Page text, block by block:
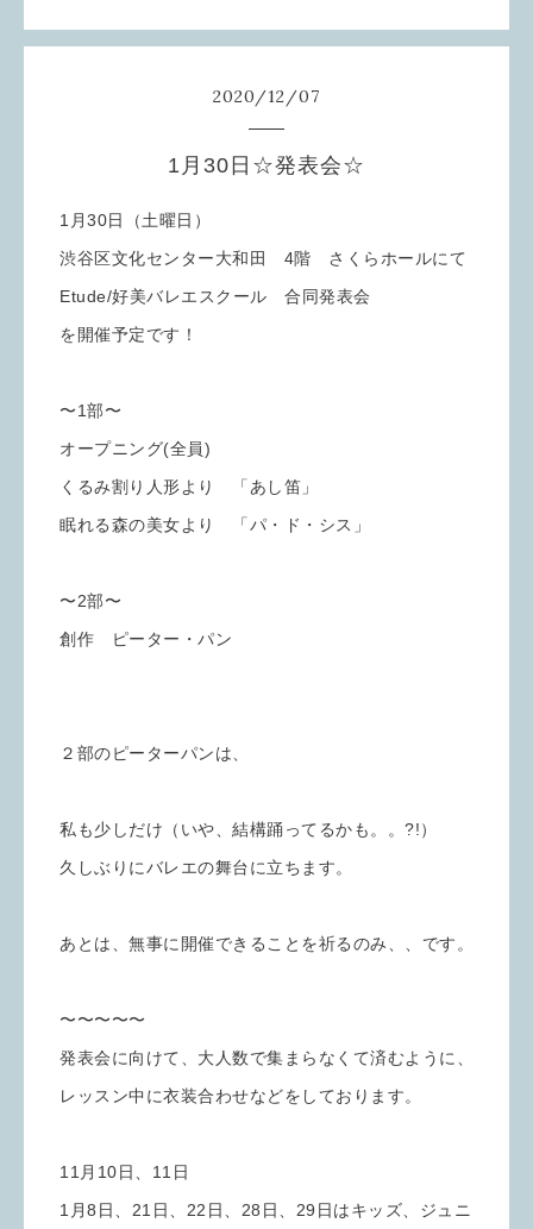
2020/12/07
1月30日☆発表会☆
1月30日（土曜日）
渋谷区文化センター大和田 4階 さくらホールにて
Etude/好美バレエスクール 合同発表会
を開催予定です！
〜1部〜
オープニング(全員)
くるみ割り人形より 「あし笛」
眠れる森の美女より 「パ・ド・シス」
〜2部〜
創作 ピーター・パン
２部のピーターパンは、
私も少しだけ（いや、結構踊ってるかも。。?!）
久しぶりにバレエの舞台に立ちます。
あとは、無事に開催できることを祈るのみ、、です。
〜〜〜〜〜
発表会に向けて、大人数で集まらなくて済むように、
レッスン中に衣装合わせなどをしております。
11月10日、11日
1月8日、21日、22日、28日、29日はキッズ、ジュニ